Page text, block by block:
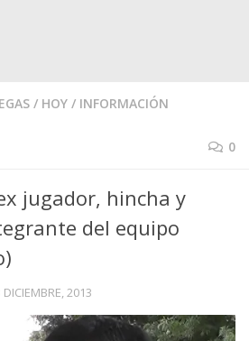
/ HOY / INFORMACIÓN
0
jugador, hincha y
del equipo
DICIEMBRE, 2013